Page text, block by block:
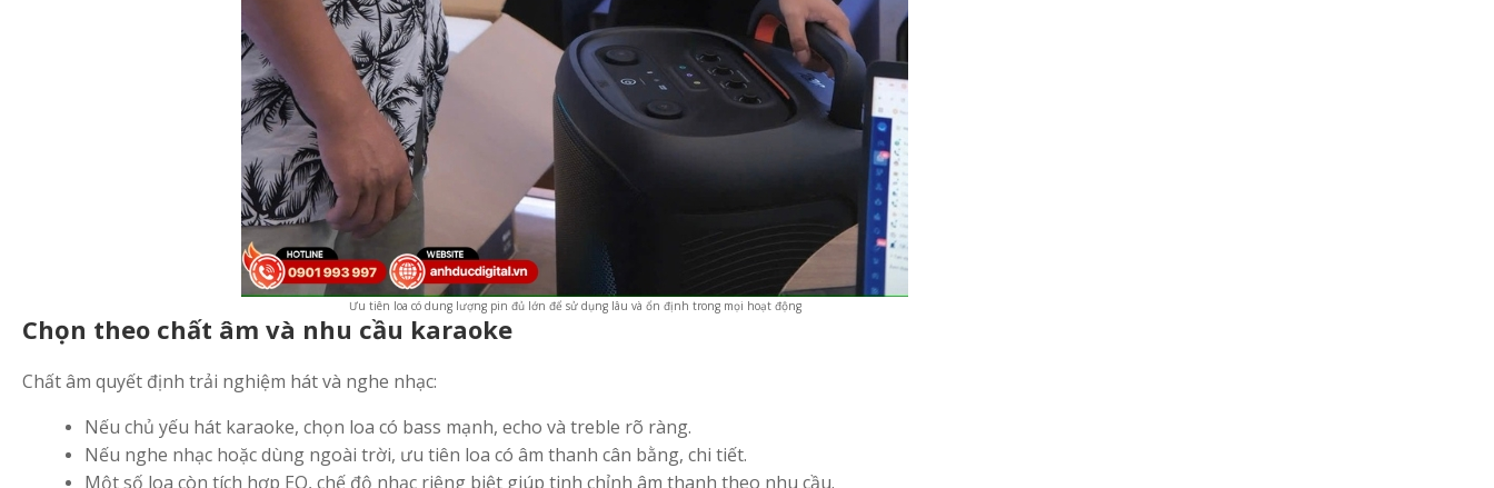
Ưu tiên loa có dung lượng pin đủ lớn để sử dụng lâu và ổn định trong mọi hoạt động
Chọn theo chất âm và nhu cầu karaoke
Chất âm quyết định trải nghiệm hát và nghe nhạc:
Nếu chủ yếu hát karaoke, chọn loa có bass mạnh, echo và treble rõ ràng.
Nếu nghe nhạc hoặc dùng ngoài trời, ưu tiên loa có âm thanh cân bằng, chi tiết.
Một số loa còn tích hợp EQ, chế độ nhạc riêng biệt giúp tinh chỉnh âm thanh theo nhu cầu.